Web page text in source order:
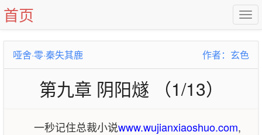
首页
哑舍·零·秦失其鹿 作者：玄色
第九章 阴阳燧 （1/13）
一秒记住总裁小说www.wujianxiaoshuo.com,